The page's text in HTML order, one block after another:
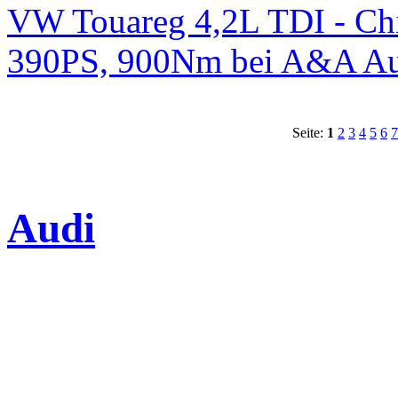
VW Touareg 4,2L TDI -
390PS, 900Nm bei A&A
Seite: 1 2 3 4 5 6 7
Audi